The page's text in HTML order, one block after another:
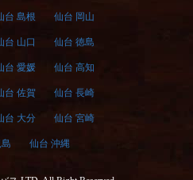
台 島根 仙台 岡山
台 山口 仙台 徳島
台 愛媛 仙台 高知
台 佐賀 仙台 長崎
台 大分 仙台 宮崎
仙台 沖縄